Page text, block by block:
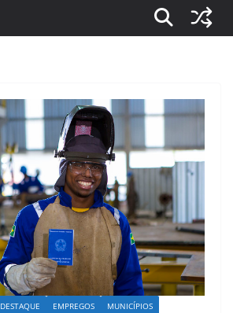
DESTAQUE EMPREGOS MUNICÍPIOS